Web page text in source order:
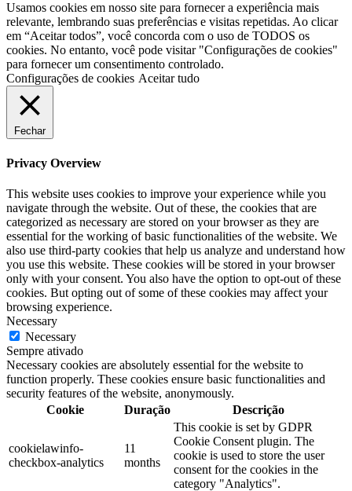
Usamos cookies em nosso site para fornecer a experiência mais
relevante, lembrando suas preferências e visitas repetidas. Ao clicar
em “Aceitar todos”, você concorda com o uso de TODOS os
cookies. No entanto, você pode visitar "Configurações de cookies"
para fornecer um consentimento controlado.
Configurações de cookies Aceitar tudo
Fechar
Privacy Overview
This website uses cookies to improve your experience while you
navigate through the website. Out of these, the cookies that are
categorized as necessary are stored on your browser as they are
essential for the working of basic functionalities of the website. We
also use third-party cookies that help us analyze and understand how
you use this website. These cookies will be stored in your browser
only with your consent. You also have the option to opt-out of these
cookies. But opting out of some of these cookies may affect your
browsing experience.
Necessary
Necessary
Sempre ativado
Necessary cookies are absolutely essential for the website to
function properly. These cookies ensure basic functionalities and
security features of the website, anonymously.
Cookie
Duração Descrição
cookielawinfo-
checkbox-analytics
11
months
This cookie is set by GDPR
Cookie Consent plugin. The
cookie is used to store the user
consent for the cookies in the
category "Analytics".